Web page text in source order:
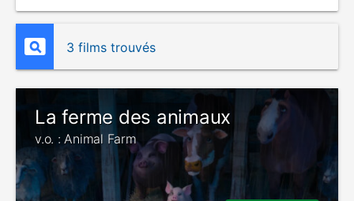
3 films trouvés
La ferme des animaux
v.o. : Animal Farm